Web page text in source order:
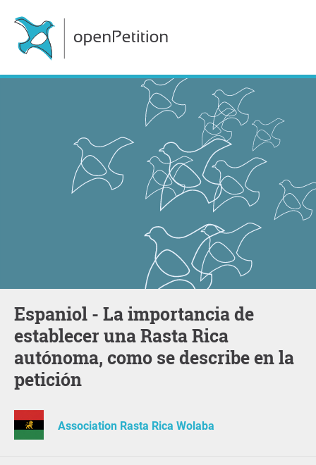
Espaniol - La importancia de
establecer una Rasta Rica
autónoma, como se describe en la
petición
Association Rasta Rica Wolaba